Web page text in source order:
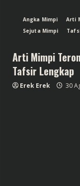
Angka Mimpi Arti
Sejuta Mimpi
Arti Mimpi
Tafsir Lengkap
Erek Erek 30